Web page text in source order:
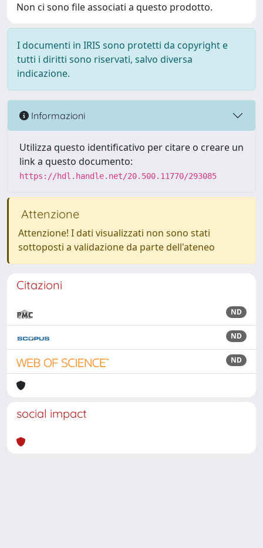
Non ci sono file associati a questo prodotto.
I documenti in IRIS sono protetti da copyright e
tutti i diritti sono riservati, salvo diversa
indicazione.
Informazioni
Utilizza questo identificativo per citare o creare un
link a questo documento:
https://hdl.handle.net/20.500.11770/293085
Attenzione
Attenzione! I dati visualizzati non sono stati
sottoposti a validazione da parte dell'ateneo
Citazioni
ND
ND
ND
social impact